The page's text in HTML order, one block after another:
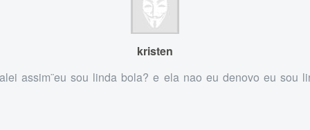
kristen
assim¨eu sou linda bola? e ela nao eu denovo eu sou